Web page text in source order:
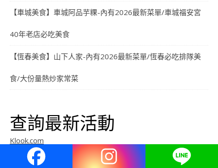
【車城美食】車城阿品芋粿-內有2026最新菜單/車城福安宮
40年老店必吃美食
【恆春美食】山下人家-內有2026最新菜單/恆春必吃排隊美
食/大份量熱炒家常菜
查詢最新活動
Klook.com